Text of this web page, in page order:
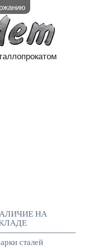
НА
сталей